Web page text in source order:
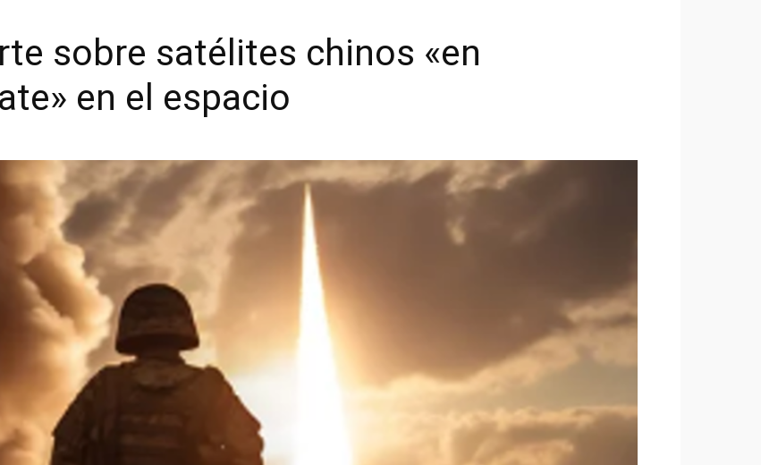
sobre satélites chinos «en
en el espacio